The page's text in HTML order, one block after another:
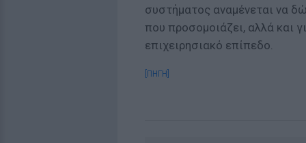
συστήματος αναμένεται να
που προσομοιάζει, αλλά και
επιχειρησιακό επίπεδο.
[ΠΗΓΗ]